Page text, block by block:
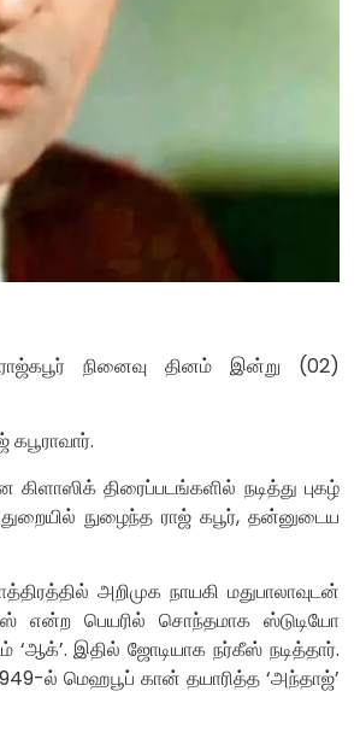
ராஜ்கபூர் நினைவு தினம் இன்று (02)
கபூராவார்.
கிளாஸிக் திரைப்படங்களில் நடித்து புகழ்
நுழைந்த ராஜ் கபூர், தன்னுடைய
அறிமுக நாயகி மதுபாலாவுடன்
என்ற பெயரில் சொந்தமாக ஸ்டுடியோ
‘ஆக்’. இதில் ஜோடியாக நர்கீஸ் நடித்தார்.
ல் மெஹபூப் கான் தயாரித்த ‘அந்தாஜ்’